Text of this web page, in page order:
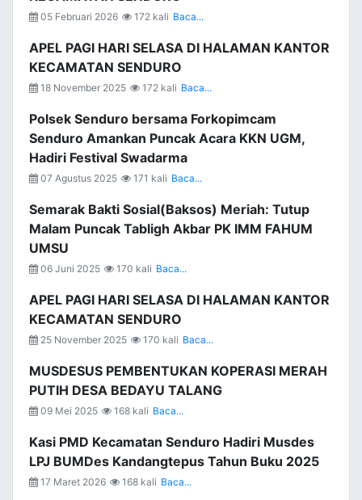
05 Februari 2026 172 kali Baca...
APEL PAGI HARI SELASA DI HALAMAN KANTOR
KECAMATAN SENDURO
18 November 2025 172 kali Baca...
Polsek Senduro bersama Forkopimcam
Senduro Amankan Puncak Acara KKN UGM,
Hadiri Festival Swadarma
07 Agustus 2025 171 kali Baca...
Semarak Bakti Sosial(Baksos) Meriah: Tutup
Malam Puncak Tabligh Akbar PK IMM FAHUM
UMSU
06 Juni 2025 170 kali Baca...
APEL PAGI HARI SELASA DI HALAMAN KANTOR
KECAMATAN SENDURO
25 November 2025 170 kali Baca...
MUSDESUS PEMBENTUKAN KOPERASI MERAH
PUTIH DESA BEDAYU TALANG
09 Mei 2025 168 kali Baca...
Kasi PMD Kecamatan Senduro Hadiri Musdes
LPJ BUMDes Kandangtepus Tahun Buku 2025
17 Maret 2026 168 kali Baca...